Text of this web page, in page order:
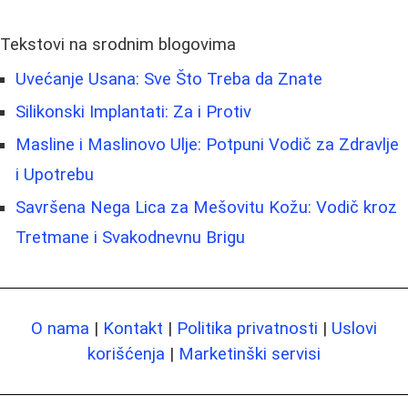
Tekstovi na srodnim blogovima
Uvećanje Usana: Sve Što Treba da Znate
Silikonski Implantati: Za i Protiv
Masline i Maslinovo Ulje: Potpuni Vodič za Zdravlje
i Upotrebu
Savršena Nega Lica za Mešovitu Kožu: Vodič kroz
Tretmane i Svakodnevnu Brigu
O nama | Kontakt | Politika privatnosti | Uslovi
korišćenja | Marketinški servisi